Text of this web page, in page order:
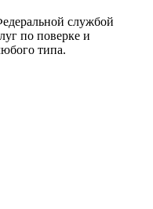
службой
по поверке и
типа.